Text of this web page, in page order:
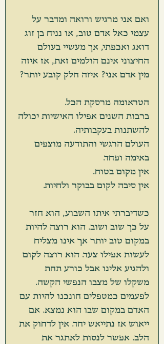
ואם אני מרגיש ורואה ומדבר על
עצמי כאל אדם טוב, או נניח בן זוג
דואג ואכפתי, אך מעשיי בעולם
החיצוני אינם הולמים זאת, אז איזה
מין אדם אני? איזה חלק קובע יותר?
הטראומה מרסקת הכל.
ברבות השנים אפילו האישיות יכולה
להשתנות בעקבותיה.
העולם הרגשי והתודעה מוצפים
באימה ופחד.
אין מקום בטוח.
אין סיבה לקום בבוקר ולחיות.
כשדיברתי איתו השבוע, הוא חזר
על כך שוב ושוב. הוא רוצה להיות
במקום טוב יותר אך אינו מצליח
לעשות אפילו צעד. הוא רוצה לקום
ולהגיע אלינו אבל כורע תחת
משקלו של מצבו הנפשי הקשה.
לפעמים כמטפלים חונכנו להיות עם
האדם במקום שבו הוא נמצא. אם
ייאוש אז נתייאש יחד. אין לדחוק את
הלב. אפשר לנסות לאתגר את